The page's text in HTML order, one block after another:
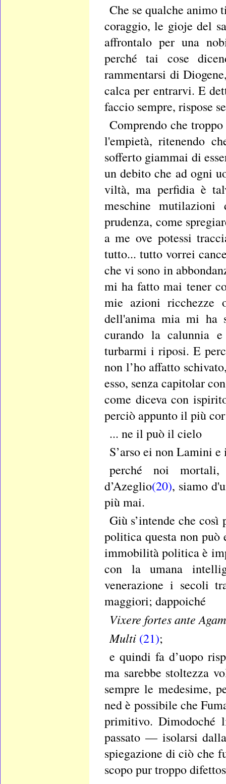
Che se qualche animo
coraggio, le gioje del
affrontalo per una
perché tai cose
rammentarsi di
calca per entrarvi. E
faccio sempre, rispose
Comprendo che
l'empietà, ritenendo
sofferto giammai di
un debito che ad ogni
viltà, ma perfidia è
meschine
prudenza, come
a me ove potessi
tutto... tutto vorrei
che vi sono in
mi ha fatto mai tener
mie azioni ricchezze
dell'anima mia mi ha
curando la calunnia
turbarmi i riposi. E
non l’ho affatto
esso, senza capitolar
come diceva con
perciò appunto il più
... ne il può il cielo
S’arso ei non Lamini
perché noi
d’Azeglio(20), siamo
più mai.
Giù s’intende che
politica questa non
immobilità politica è
con la umana
venerazione i secoli
maggiori; dappoiché
Vixere fortes ante
Multi (21);
e quindi fa d’uopo
ma sarebbe stoltezza
sempre le medesime,
ned è possibile che
primitivo.
passato — isolarsi
spiegazione di ciò che
scopo pur troppo